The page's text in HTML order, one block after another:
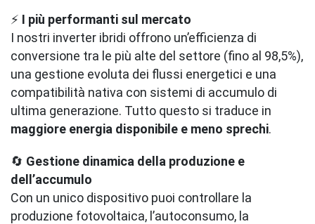
⚡ I più performanti sul mercato
I nostri inverter ibridi offrono un’efficienza di
conversione tra le più alte del settore (fino al 98,5%),
una gestione evoluta dei flussi energetici e una
compatibilità nativa con sistemi di accumulo di
ultima generazione. Tutto questo si traduce in
maggiore energia disponibile e meno sprechi.
🔄 Gestione dinamica della produzione e
dell’accumulo
Con un unico dispositivo puoi controllare la
produzione fotovoltaica, l’autoconsumo, la